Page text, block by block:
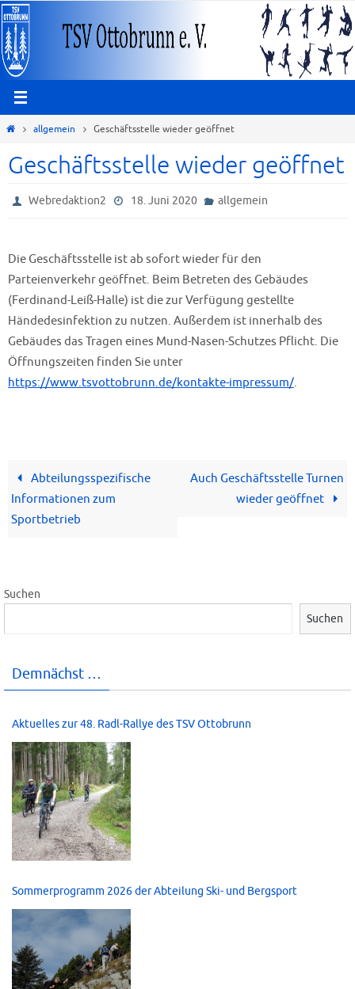
Zum
Inhalt
springen
Startallgemein Geschäftsstelle wieder geöffnet
Geschäftsstelle wieder geöffnet
Webredaktion2 18. Juni 2020 allgemein
Die Geschäftsstelle ist ab sofort wieder für den
Parteienverkehr geöffnet. Beim Betreten des Gebäudes
(Ferdinand-Leiß-Halle) ist die zur Verfügung gestellte
Händedesinfektion zu nutzen. Außerdem ist innerhalb des
Gebäudes das Tragen eines Mund-Nasen-Schutzes Pflicht. Die
Öffnungszeiten finden Sie unter
https://www.tsvottobrunn.de/kontakte-impressum/.
Abteilungsspezifische
Informationen zum
Sportbetrieb
Auch Geschäftsstelle Turnen
wieder geöffnet
Suchen
Suchen
Demnächst …
Aktuelles zur 48. Radl-Rallye des TSV Ottobrunn
Sommerprogramm 2026 der Abteilung Ski- und Bergsport